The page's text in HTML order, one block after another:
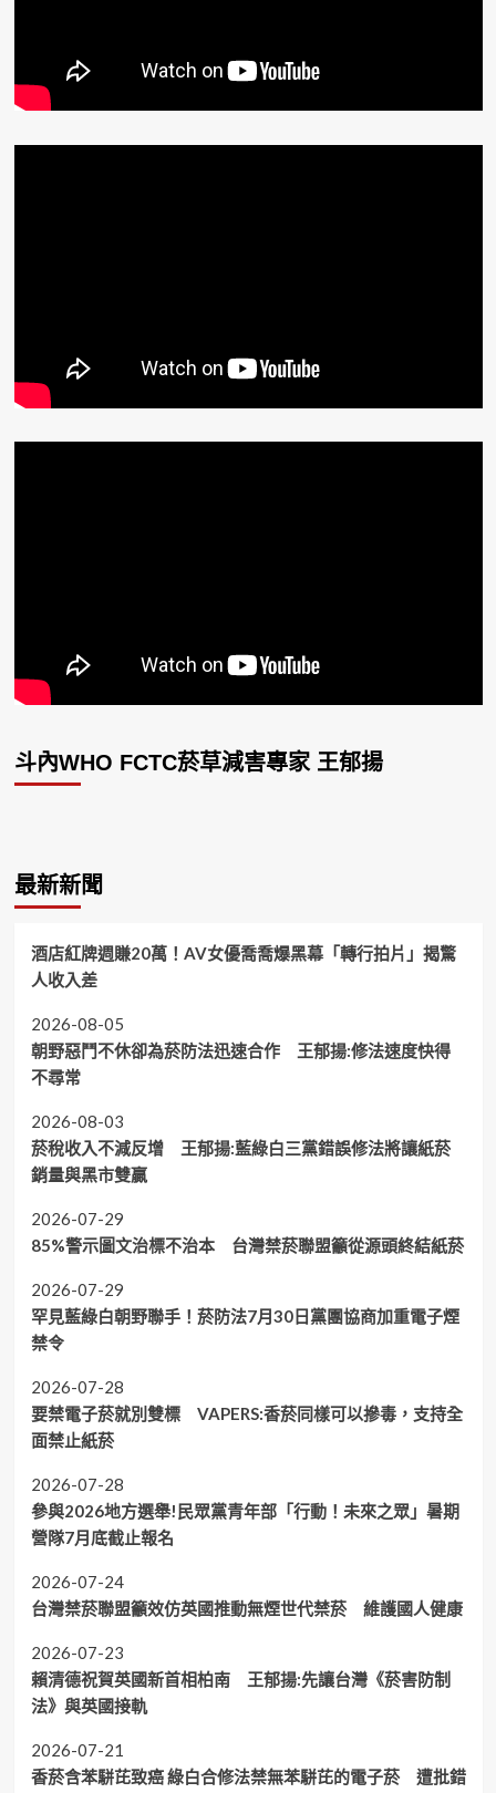
斗內WHO FCTC菸草減害專家 王郁揚
最新新聞
酒店紅牌週賺20萬！AV女優喬喬爆黑幕「轉行拍片」揭驚
人收入差
2026-08-05
朝野惡鬥不休卻為菸防法迅速合作 王郁揚:修法速度快得
不尋常
2026-08-03
菸稅收入不減反增 王郁揚:藍綠白三黨錯誤修法將讓紙菸
銷量與黑市雙贏
2026-07-29
85%警示圖文治標不治本 台灣禁菸聯盟籲從源頭終結紙菸
2026-07-29
罕見藍綠白朝野聯手！菸防法7月30日黨團協商加重電子煙
禁令
2026-07-28
要禁電子菸就別雙標 VAPERS:香菸同樣可以摻毒，支持全
面禁止紙菸
2026-07-28
參與2026地方選舉!民眾黨青年部「行動！未來之眾」暑期
營隊7月底截止報名
2026-07-24
台灣禁菸聯盟籲效仿英國推動無煙世代禁菸 維護國人健康
2026-07-23
賴清德祝賀英國新首相柏南 王郁揚:先讓台灣《菸害防制
法》與英國接軌
2026-07-21
香菸含苯駢芘致癌 綠白合修法禁無苯駢芘的電子菸 遭批錯